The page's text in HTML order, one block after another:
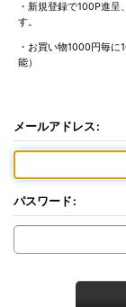
・新規登録で100P進
す。
・お買い物1000円毎
能）
メールアドレス:
パスワード: